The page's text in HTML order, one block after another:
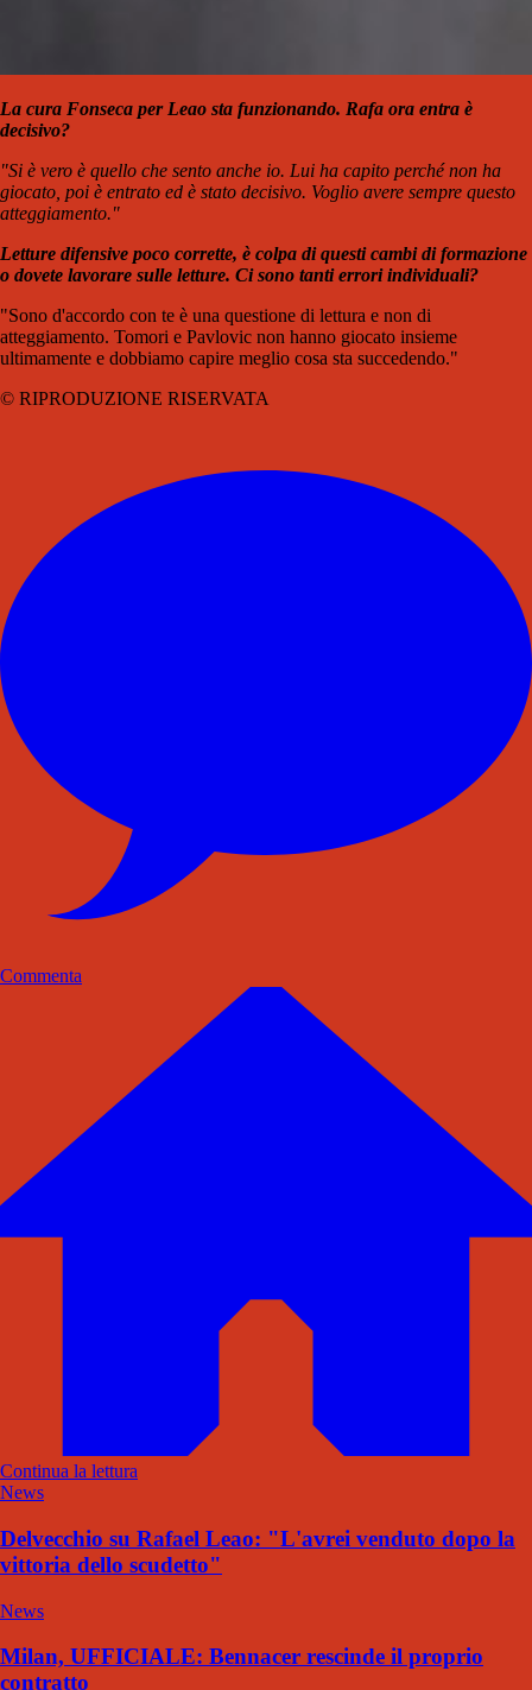
La cura Fonseca per Leao sta funzionando. Rafa ora entra è
decisivo?
"Si è vero è quello che sento anche io. Lui ha capito perché non ha
giocato, poi è entrato ed è stato decisivo. Voglio avere sempre questo
atteggiamento."
Letture difensive poco corrette, è colpa di questi cambi di formazione
o dovete lavorare sulle letture. Ci sono tanti errori individuali?
"Sono d'accordo con te è una questione di lettura e non di
atteggiamento. Tomori e Pavlovic non hanno giocato insieme
ultimamente e dobbiamo capire meglio cosa sta succedendo."
© RIPRODUZIONE RISERVATA
Commenta
Continua la lettura
News
Delvecchio su Rafael Leao: "L'avrei venduto dopo la
vittoria dello scudetto"
News
Milan, UFFICIALE: Bennacer rescinde il proprio
contratto